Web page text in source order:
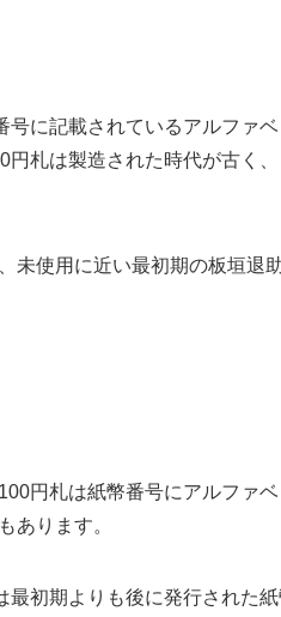
号に記載されているアルファ
円札は製造された時代が古く
未使用に近い最初期の板垣退
円札は紙幣番号にアルファ
あります。
最初期よりも後に発行された